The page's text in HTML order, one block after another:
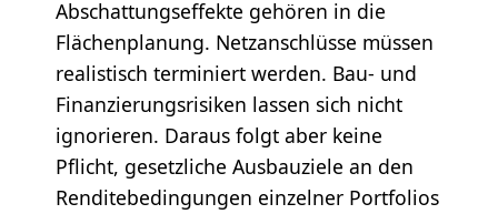
Abschattungseffekte gehören in die
Flächenplanung. Netzanschlüsse müssen
realistisch terminiert werden. Bau- und
Finanzierungsrisiken lassen sich nicht
ignorieren. Daraus folgt aber keine
Pflicht, gesetzliche Ausbauziele an den
Renditebedingungen einzelner Portfolios